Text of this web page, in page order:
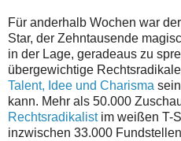
Für anderhalb Wochen war
Star, der Zehntausende
in der Lage, geradeaus zu
übergewichtige
Talent, Idee und Charisma
kann. Mehr als 50.000
Rechtsradikalistim weißen T-
inzwischen 33.000